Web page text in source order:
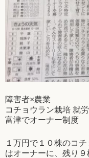
障害者×農業
コチョウラン栽培 就
富津でオーナー制度
１万円で１０株のコ
はオーナーに、残り